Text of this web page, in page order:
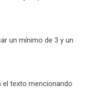
un mínimo de 3 y un
el texto mencionando